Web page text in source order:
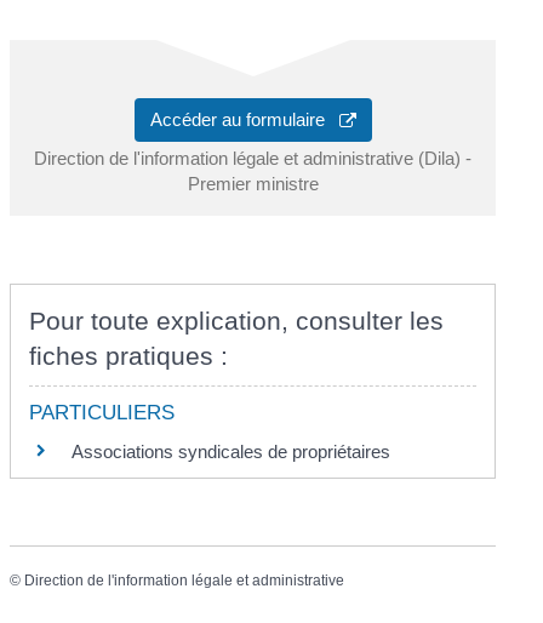
Accéder au formulaire
Direction de l'information légale et administrative (Dila) -
Premier ministre
Pour toute explication, consulter les
fiches pratiques :
PARTICULIERS
Associations syndicales de propriétaires
© Direction de l'information légale et administrative